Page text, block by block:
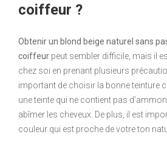
coiffeur ?
Obtenir un blond beige naturel sans
coiffeur peut sembler difficile, mais il
chez soi en prenant plusieurs
important de choisir la bonne teinture
une teinte qui ne contient pas
abîmer les cheveux. De plus, il est
couleur qui est proche de votre ton